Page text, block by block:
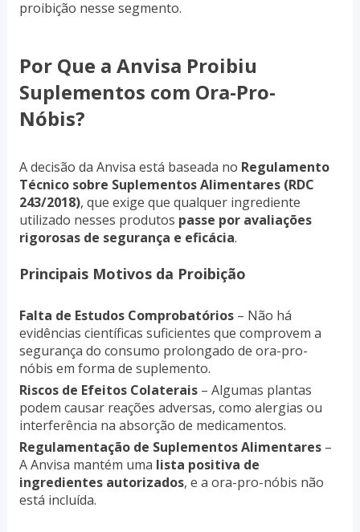
proibição nesse segmento.
Por Que a Anvisa Proibiu
Suplementos com Ora-Pro-
Nóbis?
A decisão da Anvisa está baseada no Regulamento
Técnico sobre Suplementos Alimentares (RDC
243/2018), que exige que qualquer ingrediente
utilizado nesses produtos passe por avaliações
rigorosas de segurança e eficácia.
Principais Motivos da Proibição
Falta de Estudos Comprobatórios– Não há
evidências científicas suficientes que comprovem a
segurança do consumo prolongado de ora-pro-
nóbis em forma de suplemento.
Riscos de Efeitos Colaterais– Algumas plantas
podem causar reações adversas, como alergias ou
interferência na absorção de medicamentos.
Regulamentação de Suplementos Alimentares–
A Anvisa mantém uma lista positiva de
ingredientes autorizados, e a ora-pro-nóbis não
está incluída.